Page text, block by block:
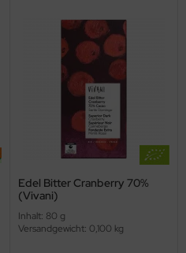
Edel Bitter Cranberry 70%
(Vivani)
Inhalt: 80 g
Versandgewicht: 0,100 kg